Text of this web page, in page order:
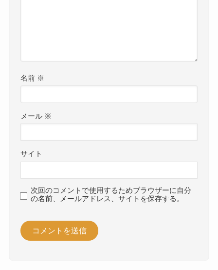
名前 ※
メール ※
サイト
次回のコメントで使用するためブラウザーに自分
の名前、メールアドレス、サイトを保存する。